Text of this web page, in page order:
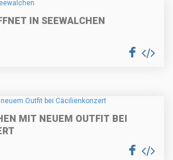
IN SEEWALCHEN
MIT NEUEM OUTFIT BEI